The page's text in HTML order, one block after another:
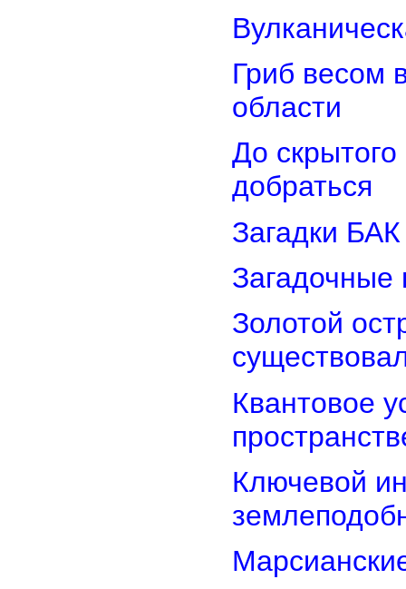
Гриб весом
области
До
добраться
Загадки
Загадочные
Золотой
Квантовое
Ключевой